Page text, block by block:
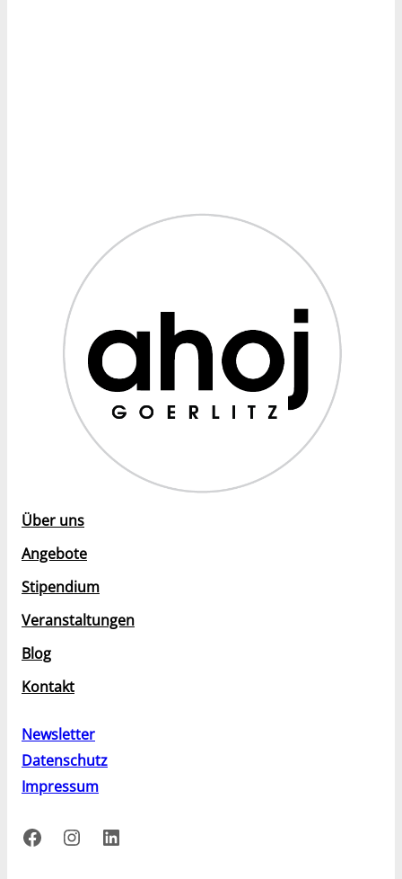
Über uns
Angebote
Stipendium
Veranstaltungen
Blog
Kontakt
Newsletter
Datenschutz
Impressum
Facebook Instagram LinkedIn